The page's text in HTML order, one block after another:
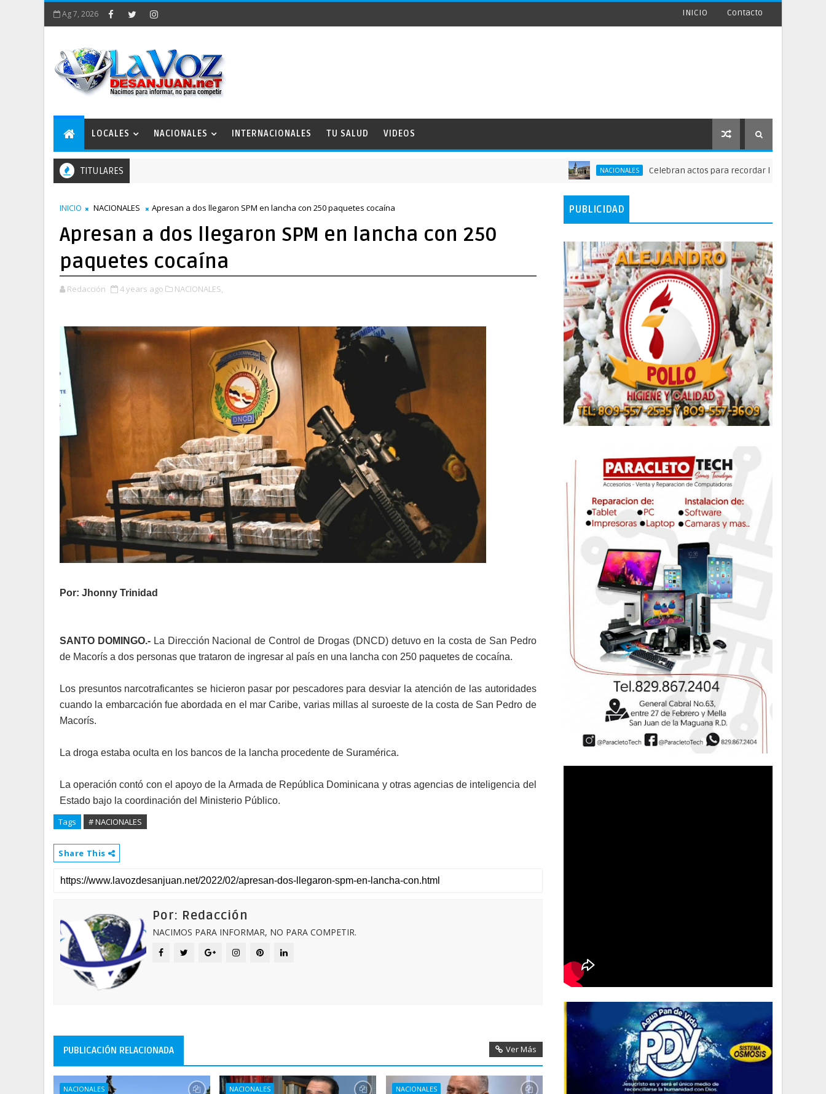
Ag 7, 2026 INICIO Contacto
LOCALES NACIONALES INTERNACIONALES TU SALUD VIDEOS
TITULARES NACIONALES Celebran actos para recordar la fundación de Santo
INICIO NACIONALES Apresan a dos llegaron SPM en lancha con 250 paquetes cocaína
Apresan a dos llegaron SPM en lancha con 250
paquetes cocaína
Redacción 4 years ago NACIONALES,
Por: Jhonny Trinidad
SANTO DOMINGO.-La Dirección Nacional de Control de Drogas (DNCD) detuvo en la costa de San Pedro
de Macorís a dos personas que trataron de ingresar al país en una lancha con 250 paquetes de cocaína.
Los presuntos narcotraficantes se hicieron pasar por pescadores para desviar la atención de las autoridades
cuando la embarcación fue abordada en el mar Caribe, varias millas al suroeste de la costa de San Pedro de
Macorís.
La droga estaba oculta en los bancos de la lancha procedente de Suramérica.
La operación contó con el apoyo de la Armada de República Dominicana y otras agencias de inteligencia del
Estado bajo la coordinación del Ministerio Público.
Tags # NACIONALES
Share This
Por: Redacción
NACIMOS PARA INFORMAR, NO PARA COMPETIR.
PUBLICACIÓN RELACIONADA Ver Más
NACIONALES NACIONALES NACIONALES
PUBLICIDAD